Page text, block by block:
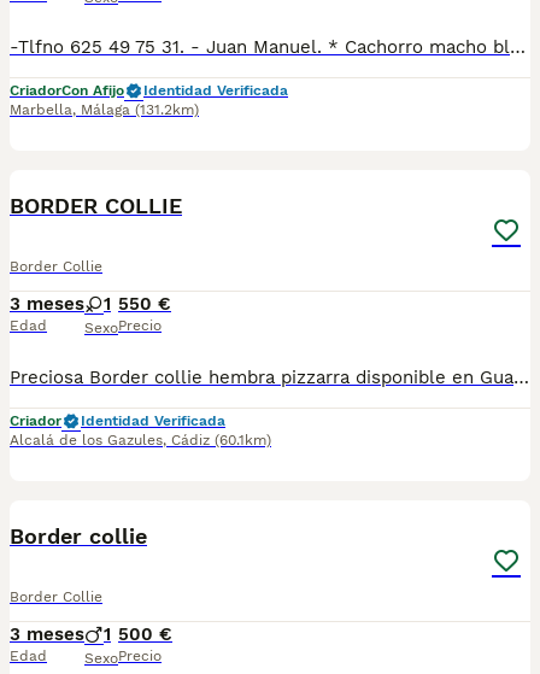
-Tlfno 625 49 75 31. - Juan Manuel. * Cachorro macho blanco y negro disponible. * Se entrega vacunado y desparasitado con la cartilla veterinaria. * Hacemos revisión veterinaria completa con test de Parvo y coronavirus para garantizar que están sanos.
CriadorCon Afijo
Identidad Verificada
Marbella, Málaga (131.2km)
BORDER COLLIE
Border Collie
3 meses
Edad
1
Sexo
550 €
Precio
Preciosa Border collie hembra pizzarra disponible en Guau Gazul. Ubicada en Alcalá de los Gazules, Cádiz. También hacemos envíos. Para más información contacta con nosotros
Criador
Identidad Verificada
Alcalá de los Gazules, Cádiz (60.1km)
Border collie
Border Collie
3 meses
Edad
1
Sexo
500 €
Precio